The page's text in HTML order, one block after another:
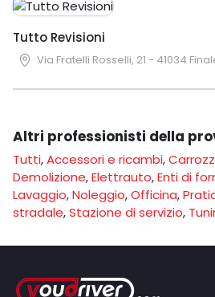
Tutto Revisioni
Via Fratelli Rosselli, 21 - 41034
Altri professionisti della
Tutti,Accessori e ricambi,
Demolizione,Elettrauto,Enti di
Lavaggio,Noleggio,Officina,
stradale,Stazione di servizio,